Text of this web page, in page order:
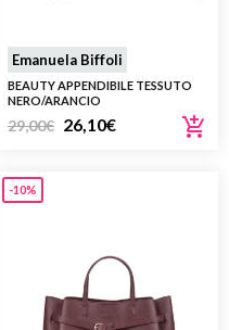
Emanuela Biffoli
BEAUTY APPENDIBILE TESSUTO
NERO/ARANCIO
29,00€ 26,10€
-10%